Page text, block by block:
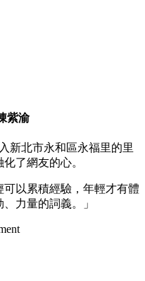
紫渝
新北市永和區永福里的里
了網友的心。
以累積經驗，年輕才有體
力量的詞義。」